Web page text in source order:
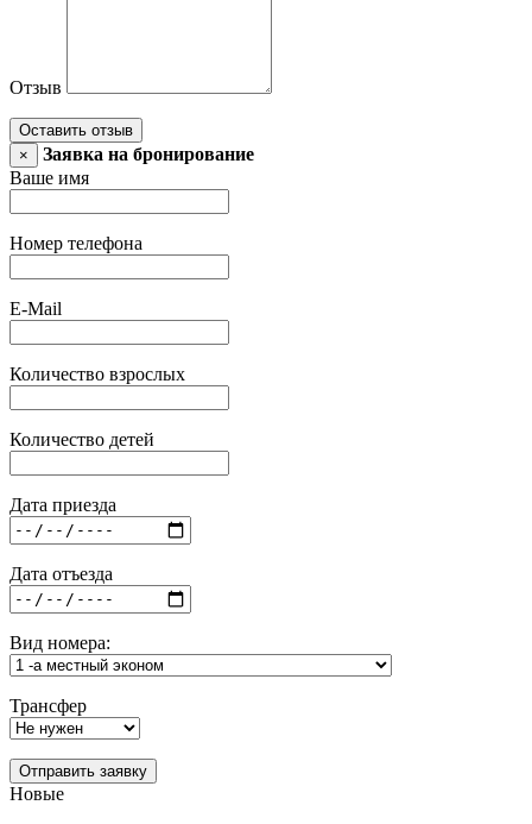
Отзыв
Оставить отзыв
×
Заявка на бронирование
Ваше имя
Номер телефона
E-Mail
Количество взрослых
Количество детей
Дата приезда
Дата отъезда
Вид номера:
Трансфер
Отправить заявку
Новые